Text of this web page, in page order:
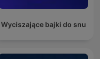
Wyciszające bajki do snu